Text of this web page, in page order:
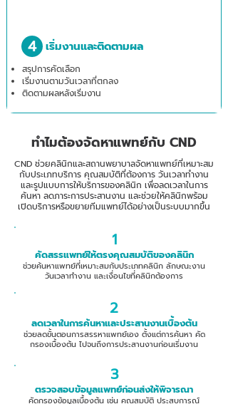
4 เริ่มงานและติดตามผล
สรุปการคัดเลือก
เริ่มงานตามวันเวลาที่ตกลง
ติดตามผลหลังเริ่มงาน
ทำไมต้องจัดหาแพทย์กับ CND
CND ช่วยคลินิกและสถานพยาบาลจัดหาแพทย์ที่เหมาะสม
กับประเภทบริการ คุณสมบัติที่ต้องการ วันเวลาทำงาน
และรูปแบบการให้บริการของคลินิก เพื่อลดเวลาในการ
ค้นหา ลดภาระการประสานงาน และช่วยให้คลินิกพร้อม
เปิดบริการหรือขยายทีมแพทย์ได้อย่างเป็นระบบมากขึ้น
1
คัดสรรแพทย์ให้ตรงคุณสมบัติของคลินิก
ช่วยค้นหาแพทย์ที่เหมาะสมกับประเภทคลินิก ลักษณะงาน
วันเวลาทำงาน และเงื่อนไขที่คลินิกต้องการ
2
ลดเวลาในการค้นหาและประสานงานเบื้องต้น
ช่วยลดขั้นตอนการสรรหาแพทย์เอง ตั้งแต่การค้นหา คัด
กรองเบื้องต้น ไปจนถึงการประสานงานก่อนเริ่มงาน
3
ตรวจสอบข้อมูลแพทย์ก่อนส่งให้พิจารณา
คัดกรองข้อมูลเบื้องต้น เช่น คุณสมบัติ ประสบการณ์